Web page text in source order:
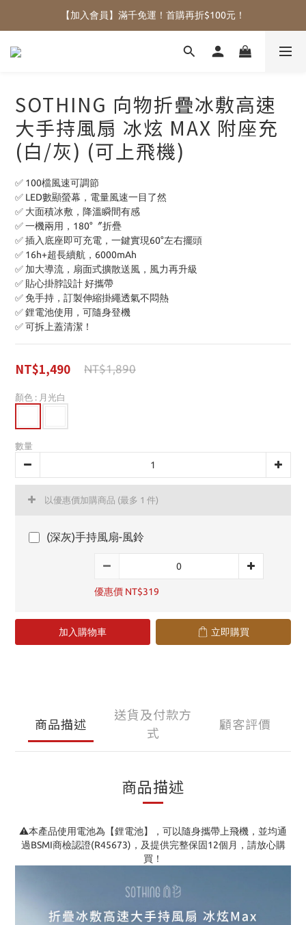
【加入會員】滿千免運！首購再折$100元！
SOTHING 向物折疊冰敷高速
大手持風扇 冰炫 MAX 附座充
(白/灰) (可上飛機)
✅ 100檔風速可調節
✅ LED數顯螢幕，電量風速一目了然
✅ 大面積冰敷，降溫瞬間有感
✅ 一機兩用，180°〞折疊
✅ 插入底座即可充電，一鍵實現60°左右擺頭
✅ 16h+超長續航，6000mAh
✅ 加大導流，扇面式擴散送風，風力再升級
✅ 貼心掛脖設計 好攜帶
✅ 免手持，訂製伸縮掛繩透氣不悶熱
✅ 鋰電池使用，可隨身登機
✅ 可拆上蓋清潔！
NT$1,890
NT$1,490
顏色 : 月光白
數量
以優惠價加購商品 (最多 1 件)
(深灰)手持風扇-風鈴
優惠價 NT$319
加入購物車 立即購買
商品描述
送貨及付款方
式
顧客評價
商品描述
⚠️本產品使用電池為【鋰電池】， 可以隨身攜帶上飛機 ， 並均通
過BSMI商檢認證(R45673)，及提供完整保固12個月，請放心購
買！